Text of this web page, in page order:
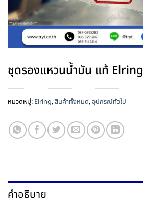
ชุดรองแหวนน้ำมัน แท้ Elring
หมวดหมู่: Elring,สินค้าทั้งหมด,อุปกรณ์ทั่วไป
คำอธิบาย